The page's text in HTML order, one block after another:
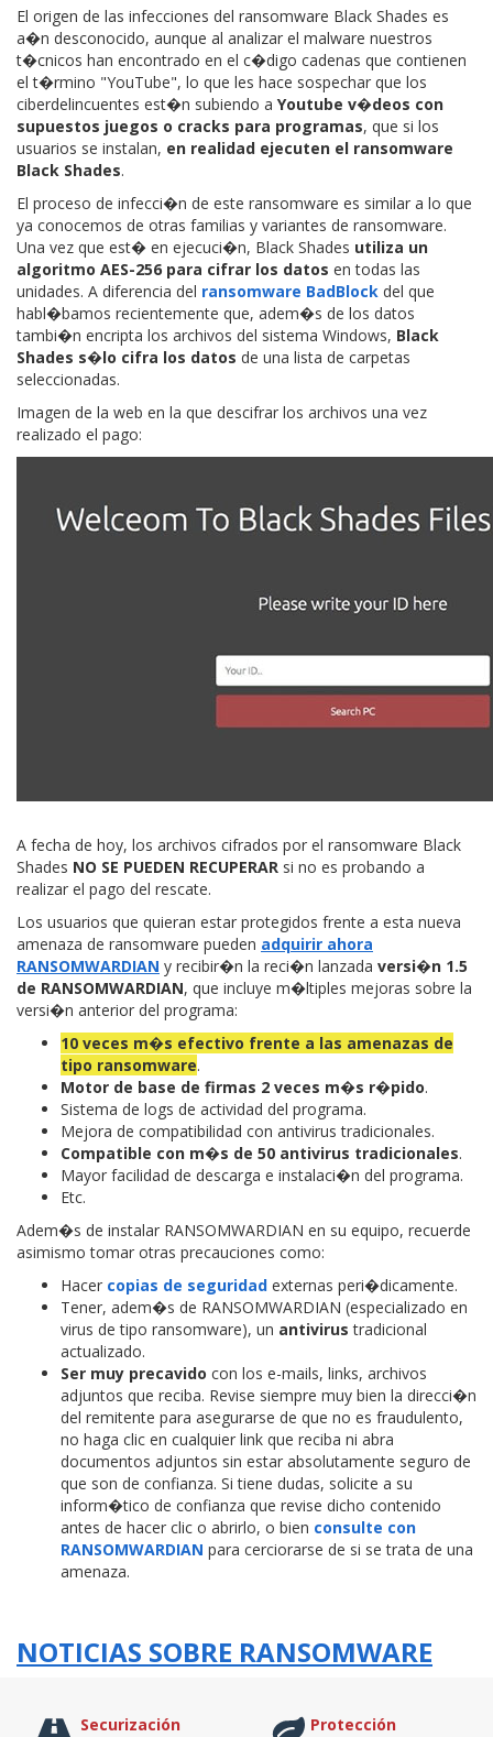
El origen de las infecciones del ransomware Black Shades es
a�n desconocido, aunque al analizar el malware nuestros
t�cnicos han encontrado en el c�digo cadenas que contienen
el t�rmino "YouTube", lo que les hace sospechar que los
ciberdelincuentes est�n subiendo a Youtube v�deos con
supuestos juegos o cracks para programas, que si los
usuarios se instalan, en realidad ejecuten el ransomware
Black Shades.
El proceso de infecci�n de este ransomware es similar a lo que
ya conocemos de otras familias y variantes de ransomware.
Una vez que est� en ejecuci�n, Black Shades utiliza un
algoritmo AES-256 para cifrar los datos en todas las
unidades. A diferencia del ransomware BadBlock del que
habl�bamos recientemente que, adem�s de los datos
tambi�n encripta los archivos del sistema Windows, Black
Shades s�lo cifra los datos de una lista de carpetas
seleccionadas.
Imagen de la web en la que descifrar los archivos una vez
realizado el pago:
A fecha de hoy, los archivos cifrados por el ransomware Black
Shades NO SE PUEDEN RECUPERAR si no es probando a
realizar el pago del rescate.
Los usuarios que quieran estar protegidos frente a esta nueva
amenaza de ransomware pueden adquirir ahora
RANSOMWARDIAN y recibir�n la reci�n lanzada versi�n 1.5
de RANSOMWARDIAN, que incluye m�ltiples mejoras sobre la
versi�n anterior del programa:
10 veces m�s efectivo frente a las amenazas de
tipo ransomware.
Motor de base de firmas 2 veces m�s r�pido.
Sistema de logs de actividad del programa.
Mejora de compatibilidad con antivirus tradicionales.
Compatible con m�s de 50 antivirus tradicionales.
Mayor facilidad de descarga e instalaci�n del programa.
Etc.
Adem�s de instalar RANSOMWARDIAN en su equipo, recuerde
asimismo tomar otras precauciones como:
Hacer copias de seguridad externas peri�dicamente.
Tener, adem�s de RANSOMWARDIAN (especializado en
virus de tipo ransomware), un antivirus tradicional
actualizado.
Ser muy precavido con los e-mails, links, archivos
adjuntos que reciba. Revise siempre muy bien la direcci�n
del remitente para asegurarse de que no es fraudulento,
no haga clic en cualquier link que reciba ni abra
documentos adjuntos sin estar absolutamente seguro de
que son de confianza. Si tiene dudas, solicite a su
inform�tico de confianza que revise dicho contenido
antes de hacer clic o abrirlo, o bien consulte con
RANSOMWARDIAN para cerciorarse de si se trata de una
amenaza.
NOTICIAS SOBRE RANSOMWARE
Securización Protección